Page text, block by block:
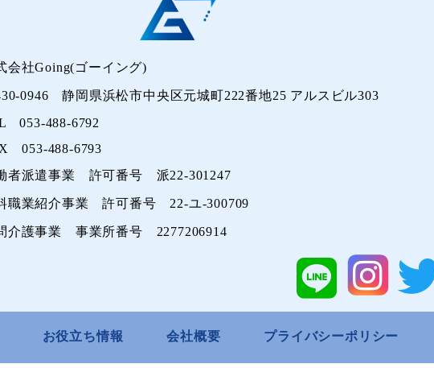
会社Going(ゴーイング)
0946 静岡県浜松市中央区元城町222番地25 アルスビル303
053-488-6792
053-488-6793
者派遣事業 許可番号 派22-301247
職業紹介事業 許可番号 22-ユ-300709
介護事業 事業所番号 2277206914
お役立ち情報 会社概要 プライバシーポリシー